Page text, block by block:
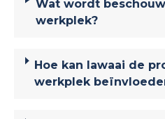
Wat wordt
werkplek?
Hoe kan lawaai de
werkplek